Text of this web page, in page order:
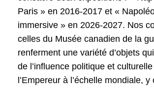
Paris » en 2016-2017 et «
immersive » en 2026-2027. Nos
celles du Musée canadien de la
renferment une variété d’objets
de l’influence politique et
l’Empereur à l’échelle mondiale, y